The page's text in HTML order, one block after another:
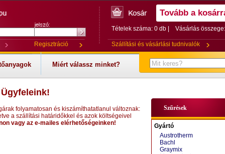
Regisztráció
Tovább a
Tételek száma: 0 db | Vásárlás összege:
Szállítási és vásárlási tudnivalók
Miért válassz minket?
folyamatosan és kiszámíthatatlanul változnak:
a szállítási határidőkkel és azok költségeivel
vagy az e-mailes elérhetőségeinken!
Szűrések
Gyártó
Austrotherm
Bachl
Graymix